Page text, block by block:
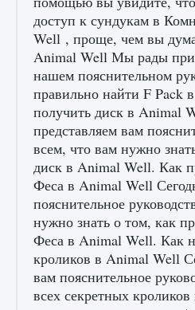
доступ к сундукам в
Well , проще, чем вы
Animal Well Мы рады
нашем пояснительном
правильно найти F Pack
получить диск в Animal
представляем вам
всем, что вам нужно
диск в Animal Well. Как
Феса в Animal Well
пояснительное
нужно знать о том, как
Феса в Animal Well. Как
кроликов в Animal Well
вам пояснительное
всех секретных